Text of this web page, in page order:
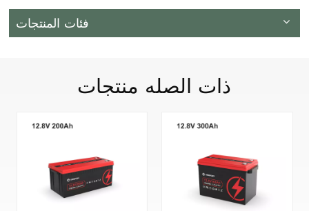
فئات المنتجات
ذات الصله منتجات